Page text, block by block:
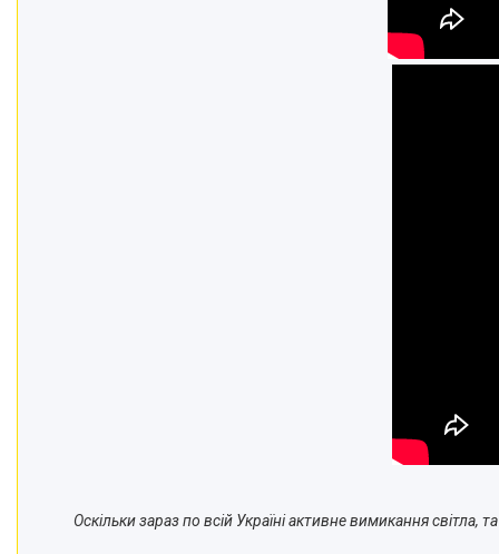
Оскільки зараз по всій Україні активне вимикання